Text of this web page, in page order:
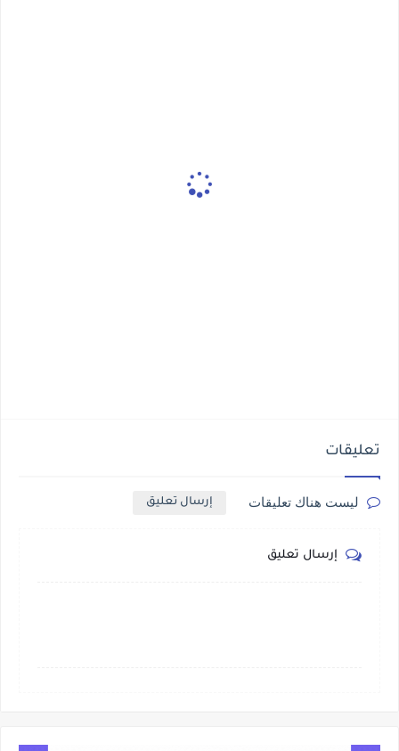
تعليقات
ليست هناك تعليقات إرسال تعليق
إرسال تعليق